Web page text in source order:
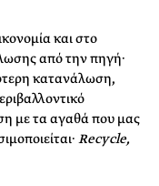
και στο
από την πηγή·
κατανάλωση,
με τα αγαθά που μας
Recycle,